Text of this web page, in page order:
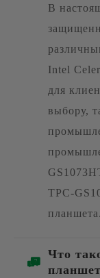
В
Intel
для
выбору,
TPC-
планшета.
Что